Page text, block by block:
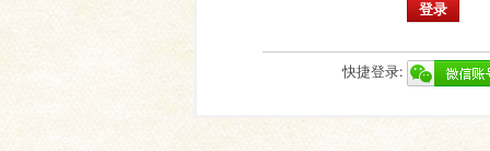
登录
快捷登录: